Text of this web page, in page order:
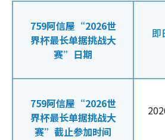
759阿信屋“2026世
界杯最长单据挑战大
赛”日期
即
759阿信屋“2026世
界杯最长单据挑战大
赛”截止参加时间